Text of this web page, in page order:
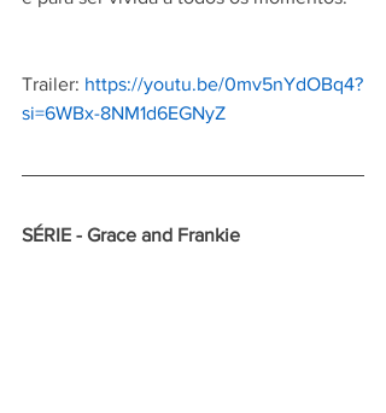
Trailer: https://youtu.be/0mv5nYdOBq4?
si=6WBx-8NM1d6EGNyZ
SÉRIE - Grace and Frankie